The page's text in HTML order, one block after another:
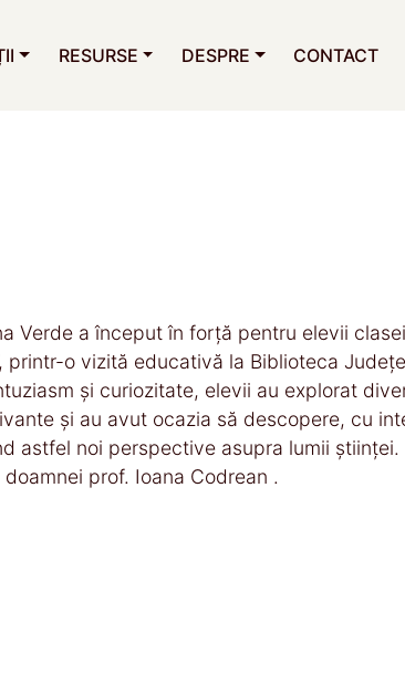
RESURSE DESPRE CONTACT
Verde a început în forță pentru elevii
printr-o vizită educativă la Biblioteca
și curiozitate, elevii au explorat
și au avut ocazia să descopere, cu
astfel noi perspective asupra lumii științei.
prof. Ioana Codrean .